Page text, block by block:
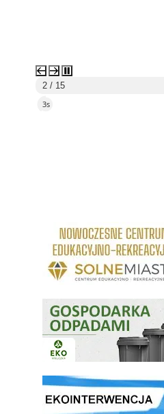
2 / 15
1s
link do strony Centrum Edukacyjno
Gospodarka odpadami na terenie
link do strony ekointerwencja dot.-